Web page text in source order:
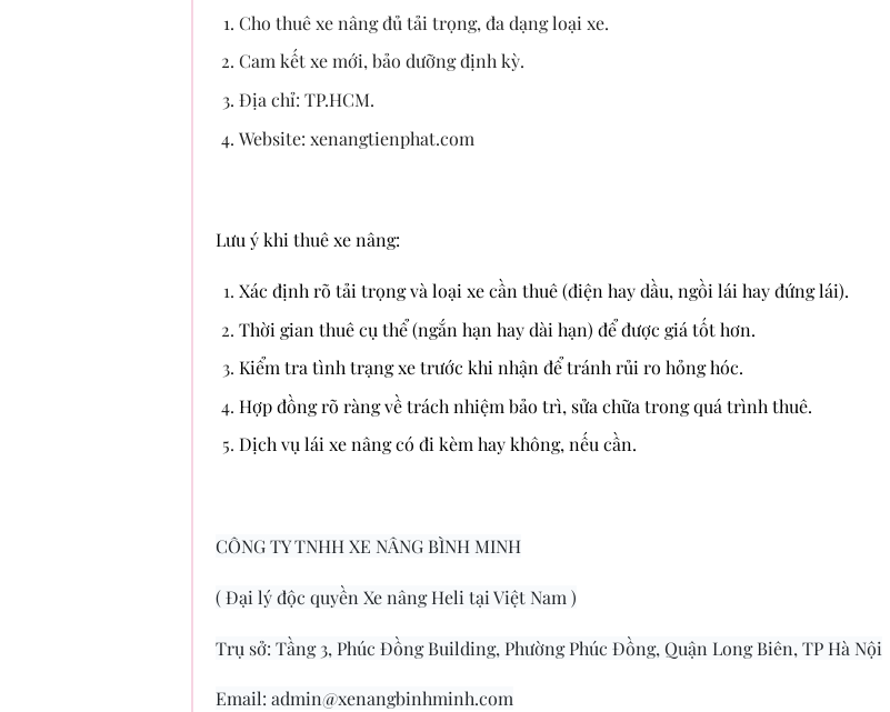
Cho thuê xe nâng đủ tải trọng, đa dạng loại xe.
Cam kết xe mới, bảo dưỡng định kỳ.
Địa chỉ: TP.HCM.
Website: xenangtienphat.com
Lưu ý khi thuê xe nâng:
Xác định rõ tải trọng và loại xe cần thuê (điện hay dầu, ngồi lái hay đứng lái).
Thời gian thuê cụ thể (ngắn hạn hay dài hạn) để được giá tốt hơn.
Kiểm tra tình trạng xe trước khi nhận để tránh rủi ro hỏng hóc.
Hợp đồng rõ ràng về trách nhiệm bảo trì, sửa chữa trong quá trình thuê.
Dịch vụ lái xe nâng có đi kèm hay không, nếu cần.
CÔNG TY TNHH XE NÂNG BÌNH MINH
( Đại lý độc quyền Xe nâng Heli tại Việt Nam )
Trụ sở: Tầng 3, Phúc Đồng Building, Phường Phúc Đồng, Quận Long Biên, TP Hà Nội
Email: admin@xenangbinhminh.com